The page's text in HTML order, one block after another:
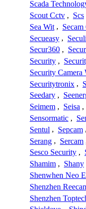
Scada
Scout Cctv , Scs
Sea Wit ,
Secueasy ,
Secur360 ,
Security ,
Security Camera
Securitytronix ,
Seedary ,
Seimem , Seisa ,
Sensormatic ,
Sentul , Sepcam ,
Serang , Sercam
Sesco Security ,
Shamim , Shany
Shenwhen Neo
Shenzhen
Shenzhen